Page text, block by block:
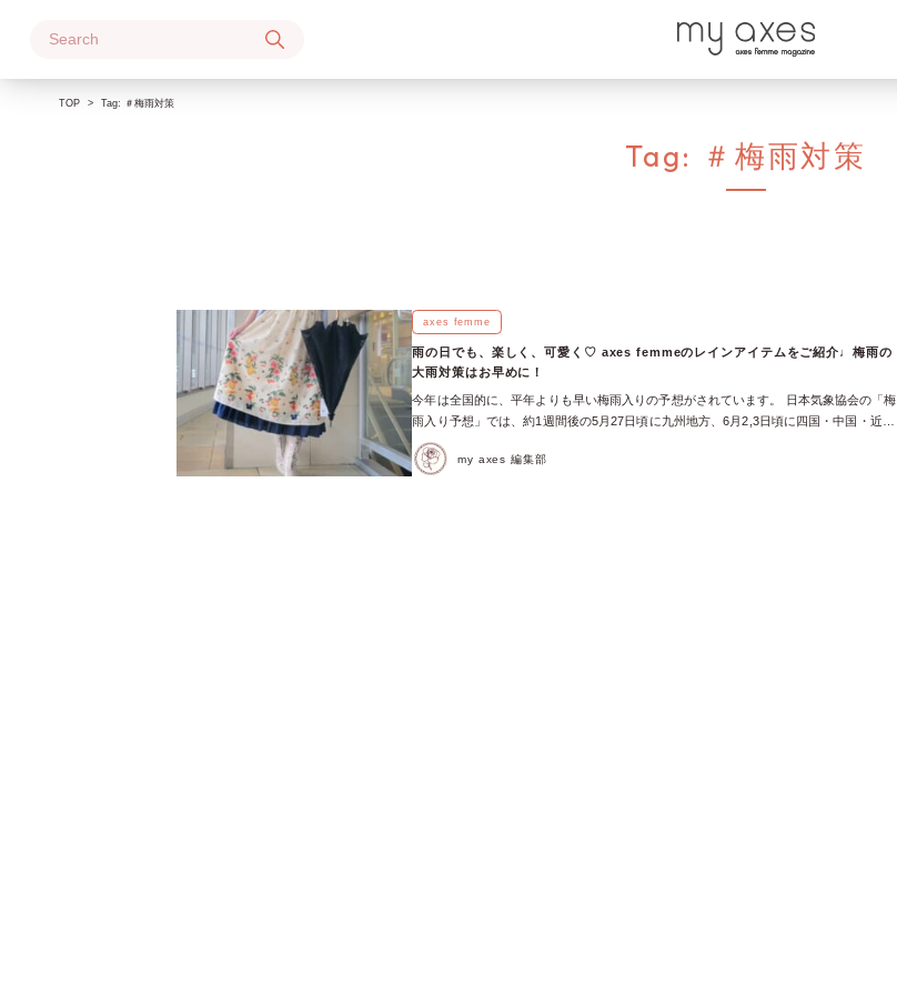
TOP Tag: ＃梅雨対策
Tag: ＃梅雨対策
axes femme
雨の日でも、楽しく、可愛く♡ axes femmeのレインアイテムをご紹介♩梅雨の
大雨対策はお早めに！
今年は全国的に、平年よりも早い梅雨入りの予想がされています。 日本気象協会の「梅
雨入り予想」では、約1週間後の5月27日頃に九州地方、6月2,3日頃に四国・中国・近
畿・東海地方、6月4日頃に関東・甲信地方、6月8,9日頃に北陸・東北地方で梅雨入りす
ると発表されました。 大雨対策のレインアイテムは、梅雨前にしっかりと揃えておきた
my axes 編集部